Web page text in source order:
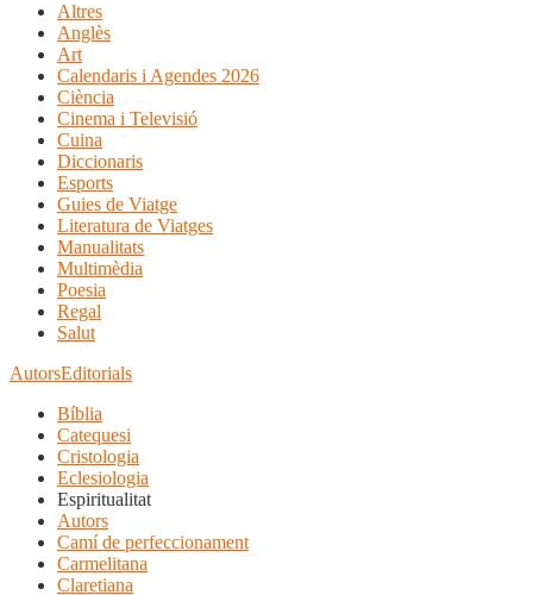
Altres
Anglès
Art
Calendaris i Agendes 2026
Ciència
Cinema i Televisió
Cuina
Diccionaris
Esports
Guies de Viatge
Literatura de Viatges
Manualitats
Multimèdia
Poesia
Regal
Salut
AutorsEditorials
Bíblia
Catequesi
Cristologia
Eclesiologia
Espiritualitat
Autors
Camí de perfeccionament
Carmelitana
Claretiana